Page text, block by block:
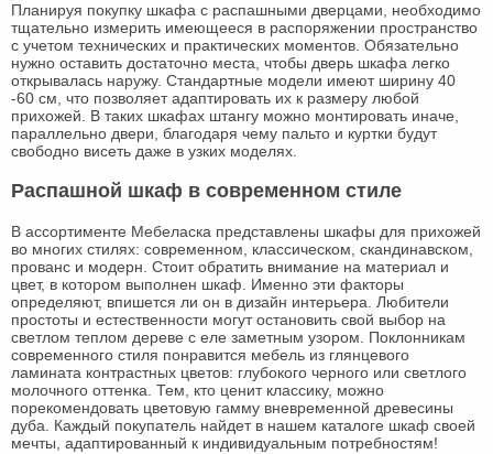
Планируя покупку шкафа с распашными дверцами, необходимо
тщательно измерить имеющееся в распоряжении пространство
с учетом технических и практических моментов. Обязательно
нужно оставить достаточно места, чтобы дверь шкафа легко
открывалась наружу. Стандартные модели имеют ширину 40
-60 см, что позволяет адаптировать их к размеру любой
прихожей. В таких шкафах штангу можно монтировать иначе,
параллельно двери, благодаря чему пальто и куртки будут
свободно висеть даже в узких моделях.
Распашной шкаф в современном стиле
В ассортименте Мебеласка представлены шкафы для прихожей
во многих стилях: современном, классическом, скандинавском,
прованс и модерн. Стоит обратить внимание на материал и
цвет, в котором выполнен шкаф. Именно эти факторы
определяют, впишется ли он в дизайн интерьера. Любители
простоты и естественности могут остановить свой выбор на
светлом теплом дереве с еле заметным узором. Поклонникам
современного стиля понравится мебель из глянцевого
ламината контрастных цветов: глубокого черного или светлого
молочного оттенка. Тем, кто ценит классику, можно
порекомендовать цветовую гамму вневременной древесины
дуба. Каждый покупатель найдет в нашем каталоге шкаф своей
мечты, адаптированный к индивидуальным потребностям!